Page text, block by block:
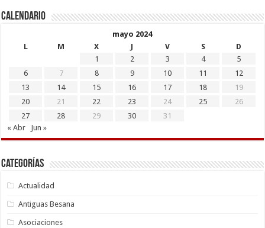
Calendario
mayo 2024
L
M X J V S
D
1
2 3 4
5
6
7 8 9 10 11
12
13
14 15 16 17 18
19
20
21 22 23 24 25
26
27
28 29 30
31
« Abr
Jun »
Categorías
Actualidad
Antiguas Besana
Asociaciones